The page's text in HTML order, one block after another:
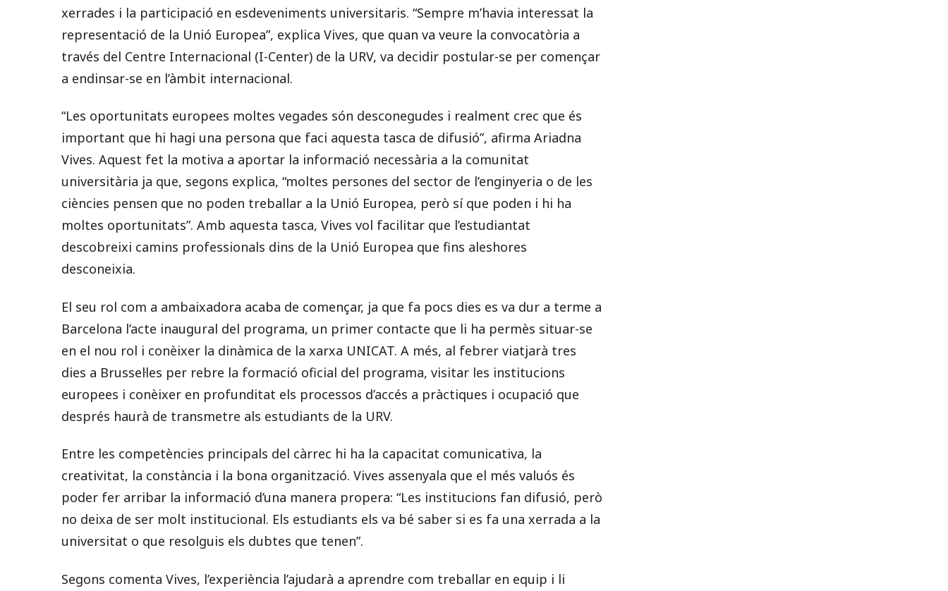
xerrades i la participació en esdeveniments universitaris. “Sempre m’havia interessat la
representació de la Unió Europea”, explica Vives, que quan va veure la convocatòria a
través del Centre Internacional (I-Center) de la URV, va decidir postular-se per començar
a endinsar-se en l’àmbit internacional.
“Les oportunitats europees moltes vegades són desconegudes i realment crec que és
important que hi hagi una persona que faci aquesta tasca de difusió”, afirma Ariadna
Vives. Aquest fet la motiva a aportar la informació necessària a la comunitat
universitària ja que, segons explica, “moltes persones del sector de l’enginyeria o de les
ciències pensen que no poden treballar a la Unió Europea, però sí que poden i hi ha
moltes oportunitats”. Amb aquesta tasca, Vives vol facilitar que l’estudiantat
descobreixi camins professionals dins de la Unió Europea que fins aleshores
desconeixia.
El seu rol com a ambaixadora acaba de començar, ja que fa pocs dies es va dur a terme a
Barcelona l’acte inaugural del programa, un primer contacte que li ha permès situar-se
en el nou rol i conèixer la dinàmica de la xarxa UNICAT. A més, al febrer viatjarà tres
dies a Brussel·les per rebre la formació oficial del programa, visitar les institucions
europees i conèixer en profunditat els processos d’accés a pràctiques i ocupació que
després haurà de transmetre als estudiants de la URV.
Entre les competències principals del càrrec hi ha la capacitat comunicativa, la
creativitat, la constància i la bona organització. Vives assenyala que el més valuós és
poder fer arribar la informació d’una manera propera: “Les institucions fan difusió, però
no deixa de ser molt institucional. Els estudiants els va bé saber si es fa una xerrada a la
universitat o que resolguis els dubtes que tenen”.
Segons comenta Vives, l’experiència l’ajudarà a aprendre com treballar en equip i li